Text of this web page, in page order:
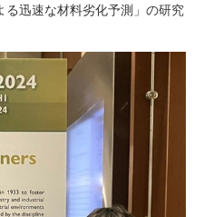
る迅速な材料劣化予測」の研究